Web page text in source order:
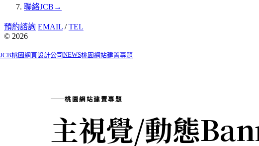
聯絡JCB →
預約諮詢 EMAIL /TEL
© 2026
JCB桃園網頁設計公司NEWS桃園網站建置專題
桃園網站建置專題
主視覺/動態